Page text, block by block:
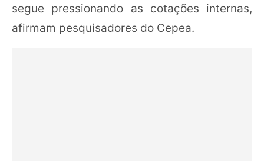
segue pressionando as cotações internas,
afirmam pesquisadores do Cepea.